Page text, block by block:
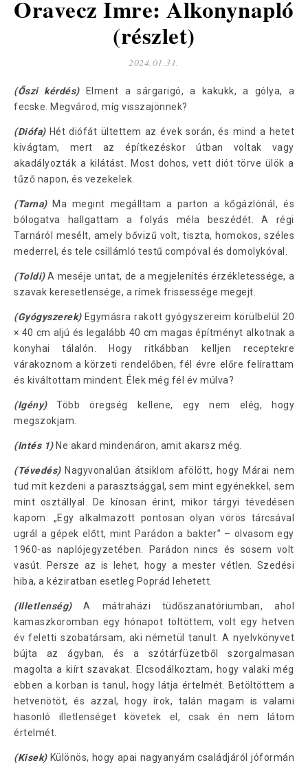
Oravecz Imre: Alkonynapló
(részlet)
2024.01.31.
(Őszi kérdés)Elment a sárgarigó, a kakukk, a gólya, a
fecske. Megvárod, míg visszajönnek?
(Diófa)Hét diófát ültettem az évek során, és mind a hetet
kivágtam, mert az építkezéskor útban voltak vagy
akadályozták a kilátást. Most dohos, vett diót törve ülök a
tűző napon, és vezekelek.
(Tarna)Ma megint megálltam a parton a kőgázlónál, és
bólogatva hallgattam a folyás méla beszédét. A régi
Tarnáról mesélt, amely bővizű volt, tiszta, homokos, széles
mederrel, és tele csillámló testű compóval és domolykóval.
(Toldi)A meséje untat, de a megjelenítés érzékletessége, a
szavak keresetlensége, a rímek frissessége megejt.
(Gyógyszerek)Egymásra rakott gyógyszereim körülbelül 20
× 40 cm aljú és legalább 40 cm magas építményt alkotnak a
konyhai tálalón. Hogy ritkábban kelljen receptekre
várakoznom a körzeti rendelőben, fél évre előre felírattam
és kiváltottam mindent. Élek még fél év múlva?
(Igény)Több öregség kellene, egy nem elég, hogy
megszokjam.
(Intés 1)Ne akard mindenáron, amit akarsz még.
(Tévedés)Nagyvonalúan átsiklom afölött, hogy Márai nem
tud mit kezdeni a parasztsággal, sem mint egyénekkel, sem
mint osztállyal. De kínosan érint, mikor tárgyi tévedésen
kapom: „Egy alkalmazott pontosan olyan vörös tárcsával
ugrál a gépek előtt, mint Parádon a bakter” – olvasom egy
1960-as naplójegyzetében. Parádon nincs és sosem volt
vasút. Persze az is lehet, hogy a mester vétlen. Szedési
hiba, a kéziratban esetleg Poprád lehetett.
(Illetlenség)A mátraházi tüdőszanatóriumban, ahol
kamaszkoromban egy hónapot töltöttem, volt egy hetven
év feletti szobatársam, aki németül tanult. A nyelvkönyvet
bújta az ágyban, és a szótárfüzetből szorgalmasan
magolta a kiírt szavakat. Elcsodálkoztam, hogy valaki még
ebben a korban is tanul, hogy látja értelmét. Betöltöttem a
hetvenötöt, és azzal, hogy írok, talán magam is valami
hasonló illetlenséget követek el, csak én nem látom
értelmét.
(Kisek)Különös, hogy apai nagyanyám családjáról jóformán